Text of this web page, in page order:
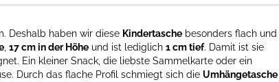
Deshalb haben wir diese Kindertasche besonders flach und
17 cm in der Höhe und ist lediglich 1 cm tief. Damit ist sie
Ein kleiner Snack, die liebste Sammelkarte oder ein
Durch das flache Profil schmiegt sich die Umhängetasche